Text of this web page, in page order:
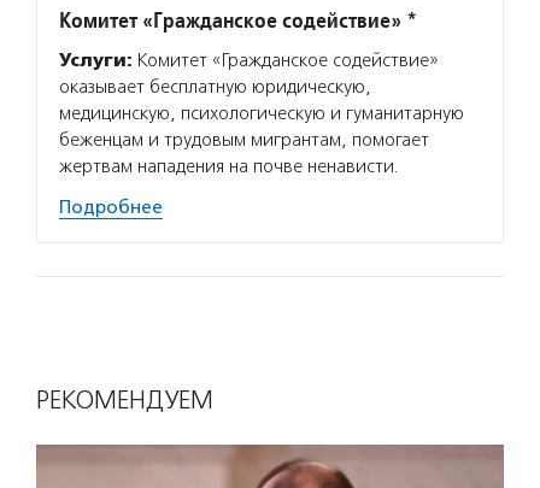
Комитет «Гражданское содействие» *
Услуги: Комитет «Гражданское содействие»
оказывает бесплатную юридическую,
медицинскую, психологическую и гуманитарную
беженцам и трудовым мигрантам, помогает
жертвам нападения на почве ненависти.
Подробнее
РЕКОМЕНДУЕМ